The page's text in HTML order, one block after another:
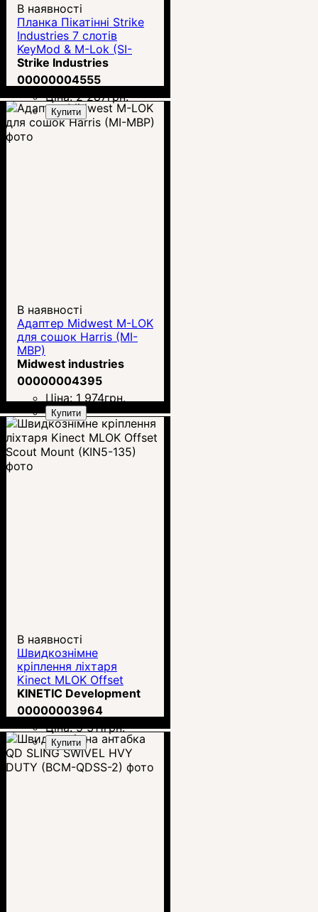
В наявності
Планка Пікатінні Strike
Industries 7 слотів
KeyMod & M-Lok (SI-
LINK-RS-7-QD)
Strike Industries
00000004555
Ціна:2 287грн.
Купити
В наявності
Адаптер Midwest M-LOK
для сошок Harris (MI-
MBP)
Midwest industries
00000004395
Ціна: 1 974грн.
Купити
В наявності
Швидкознімне
кріплення ліхтаря
Kinect MLOK Offset
Scout Mount (KIN5-135)
KINETIC Development
00000003964
Ціна:5 311грн.
Купити